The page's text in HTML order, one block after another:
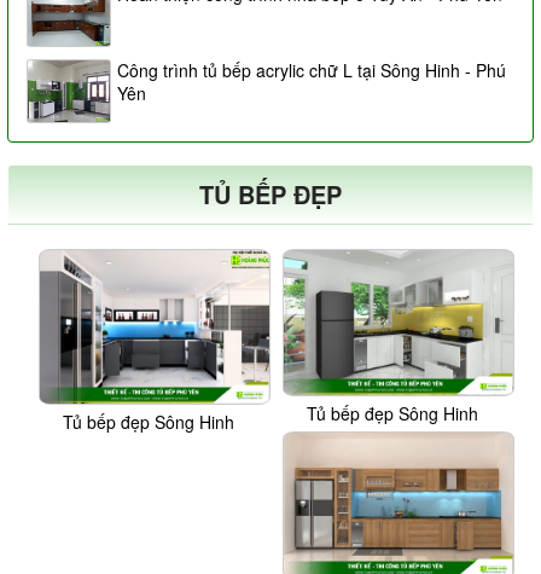
Công trình tủ bếp acrylic chữ L tại Sông Hinh - Phú
Yên
TỦ BẾP ĐẸP
Tủ bếp đẹp Sông Hinh Tủ bếp đẹp Sông Hinh